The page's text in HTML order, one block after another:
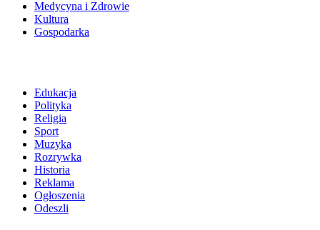
Medycyna i Zdrowie
Kultura
Gospodarka
Edukacja
Polityka
Religia
Sport
Muzyka
Rozrywka
Historia
Reklama
Ogłoszenia
Odeszli